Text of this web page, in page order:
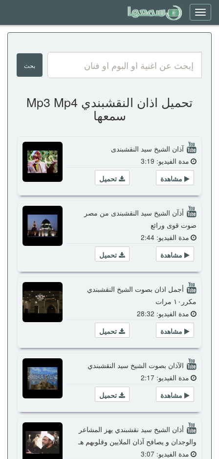
Toggle
navigation
تحميل اذان النقشبندي Mp3 Mp4
سمعها
آذان الشيخ سيد النقشبندى
مدة الفيديو: 3:19
تحميل
مشاهدة
أذآن الشيخ سيد النقشبندى من مصر
صوت قوى ورائع
مدة الفيديو: 2:44
تحميل
مشاهدة
أجمل اذان بصوت الشيخ النقشبندي
مكرر١٠ مرات
مدة الفيديو: 28:32
تحميل
مشاهدة
الآذان بصوت الشيخ سيد النقشبندي
مدة الفيديو: 2:17
تحميل
مشاهدة
أذان الشيخ سيد نقشبندي يهز المشاعر
والوجدان و يصافح آذان الملايين وقلوبهم هـ
مدة الفيديو: 3:07